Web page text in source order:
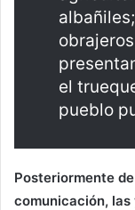
el
pueblo
Posteriormente
comunicación,